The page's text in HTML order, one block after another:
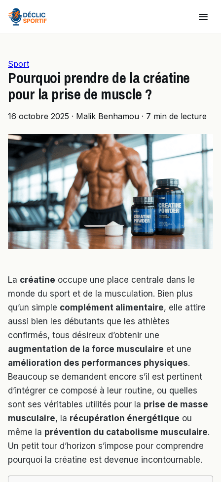
Sport
Pourquoi prendre de la créatine
pour la prise de muscle ?
16 octobre 2025 · Malik Benhamou · 7 min de lecture
La créatine occupe une place centrale dans le
monde du sport et de la musculation. Bien plus
qu’un simple complément alimentaire, elle attire
aussi bien les débutants que les athlètes
confirmés, tous désireux d’obtenir une
augmentation de la force musculaire et une
amélioration des performances physiques.
Beaucoup se demandent encore s’il est pertinent
d’intégrer ce composé à leur routine, ou quelles
sont ses véritables utilités pour la prise de masse
musculaire, la récupération énergétique ou
même la prévention du catabolisme musculaire.
Un petit tour d’horizon s’impose pour comprendre
pourquoi la créatine est devenue incontournable.